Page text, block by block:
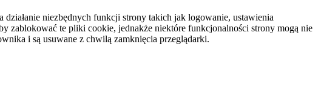
niezbędnych funkcji strony takich jak logowanie, ustawienia
zablokować te pliki cookie, jednakże niektóre funkcjonalności strony mogą nie
i są usuwane z chwilą zamknięcia przeglądarki.